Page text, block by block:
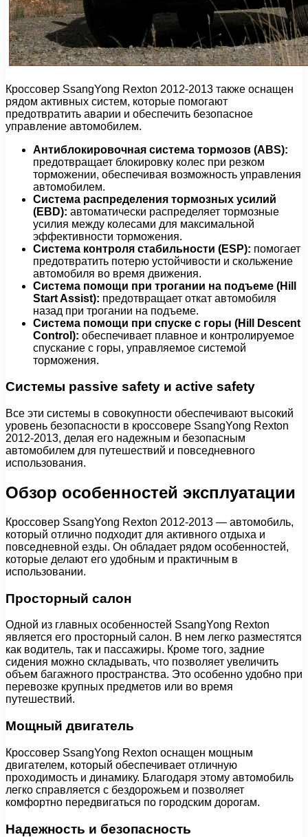
Кроссовер SsangYong Rexton 2012-2013 также оснащен
рядом активных систем, которые помогают
предотвратить аварии и обеспечить безопасное
управление автомобилем.
Антиблокировочная система тормозов (ABS):
предотвращает блокировку колес при резком
торможении, обеспечивая возможность управления
автомобилем.
Система распределения тормозных усилий
(EBD): автоматически распределяет тормозные
усилия между колесами для максимальной
эффективности торможения.
Система контроля стабильности (ESP): помогает
предотвратить потерю устойчивости и скольжение
автомобиля во время движения.
Система помощи при трогании на подъеме (Hill
Start Assist): предотвращает откат автомобиля
назад при трогании на подъеме.
Система помощи при спуске с горы (Hill Descent
Control): обеспечивает плавное и контролируемое
спускание с горы, управляемое системой
торможения.
Системы passivе safety и active safety
Все эти системы в совокупности обеспечивают высокий
уровень безопасности в кроссовере SsangYong Rexton
2012-2013, делая его надежным и безопасным
автомобилем для путешествий и повседневного
использования.
Обзор особенностей эксплуатации
Кроссовер SsangYong Rexton 2012-2013 — автомобиль,
который отлично подходит для активного отдыха и
повседневной езды. Он обладает рядом особенностей,
которые делают его удобным и практичным в
использовании.
Просторный салон
Одной из главных особенностей SsangYong Rexton
является его просторный салон. В нем легко разместятся
как водитель, так и пассажиры. Кроме того, задние
сидения можно складывать, что позволяет увеличить
объем багажного пространства. Это особенно удобно при
перевозке крупных предметов или во время
путешествий.
Мощный двигатель
Кроссовер SsangYong Rexton оснащен мощным
двигателем, который обеспечивает отличную
проходимость и динамику. Благодаря этому автомобиль
легко справляется с бездорожьем и позволяет
комфортно передвигаться по городским дорогам.
Надежность и безопасность